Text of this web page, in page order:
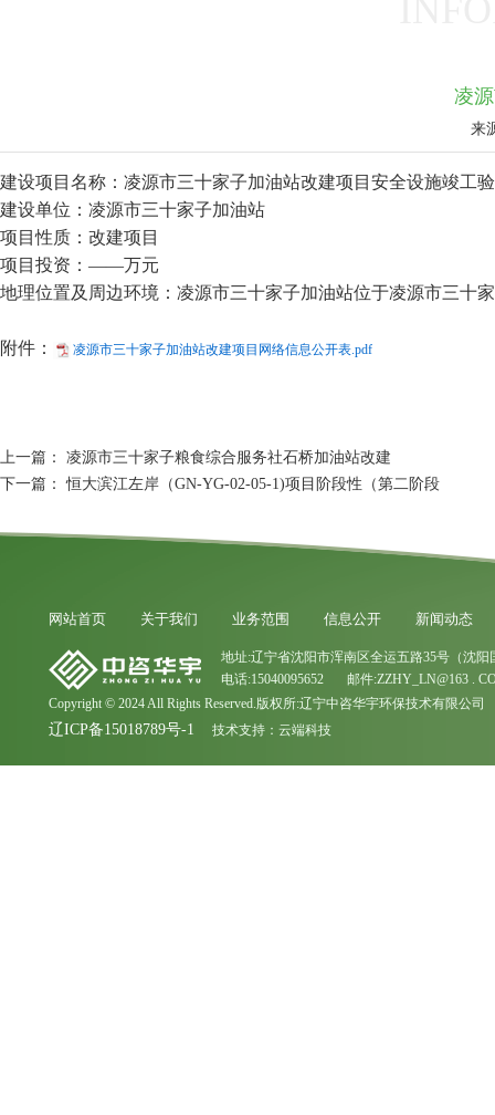
凌
来
建设项目名称：凌源市三十家子加油站改建项目安全设施竣工
建设单位：凌源市三十家子加油站
项目性质：改建项目
项目投资：——万元
地理位置及周边环境：凌源市三十家子加油站位于凌源市三十
附件： 凌源市三十家子加油站改建项目网络信息公开表.pdf
上一篇： 凌源市三十家子粮食综合服务社石桥加油站改建
下一篇：恒大滨江左岸（GN-YG-02-05-1)项目阶段性（第二阶段
网站首页 关于我们 业务范围 信息公开 新闻动态
地址:辽宁省沈阳市浑南区全运五路35号（沈阳
电话:15040095652 邮件:ZZHY_LN@163 .
Copyright © 2024 All Rights Reserved.版权所:辽宁中咨华宇环保技术有限公司
辽ICP备15018789号-1 技术支持： 云端科技